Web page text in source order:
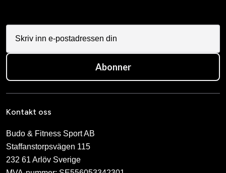
Abonner
Kontakt oss
Budo & Fitness Sport AB
Staffanstorpsvägen 115
232 61 Arlöv Sverige